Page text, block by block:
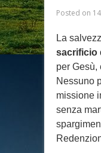
Posted on
La
sacrificio
per Gesù,
Nessuno
missione
senza